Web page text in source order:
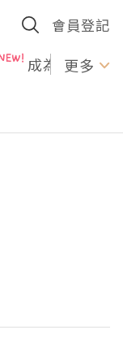
會員登記
成為U更多